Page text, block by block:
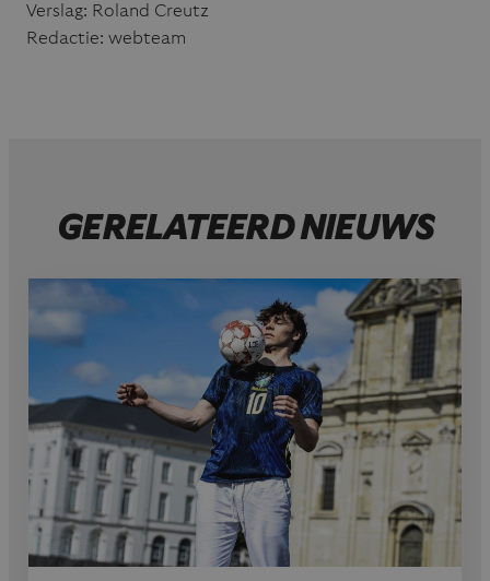
Verslag: Roland Creutz
Redactie: webteam
GERELATEERD NIEUWS